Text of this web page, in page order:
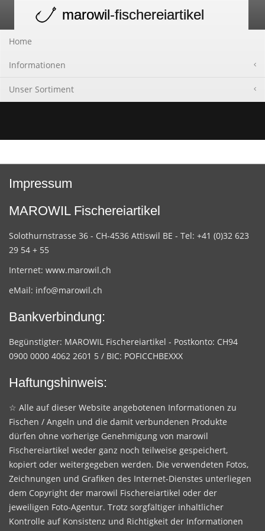
navigation
marowil-fischereiartikel
Home
Informationen
Unser Sortiment
Impressum
MAROWIL Fischereiartikel
Solothurnstrasse 36 - CH-4536 Attiswil BE - Tel: +41 (0)32 623
29 54 + 55
Internet: www.marowil.ch
eMail: info@marowil.ch
Bankverbindung:
Begünstigter: MAROWIL Fischereiartikel - Postkonto: CH94
0900 0000 4062 2601 5 / BIC: POFICCHBEXXX
Haftungshinweis:
☆ Alle auf dieser Website angebotenen Informationen zu
Fischen / Angeln und die damit verbundenen Produkte
dürfen ohne vorherige Genehmigung von marowil
Fischereiartikel weder ganz noch teilweise gespeichert,
kopiert oder weitergegeben werden. Die verwendeten Fotos,
Zeichnungen und Grafiken des Internet-Dienstes unterliegen
dem Copyright der marowil Fischereiartikel oder der
jeweiligen Foto-Agentur. Trotz sorgfältiger inhaltlicher
Kontrolle auf Konsistenz und Richtigkeit der Informationen